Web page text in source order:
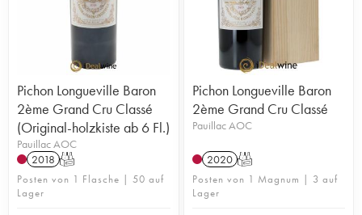
Pichon Longueville Baron
2ème Grand Cru Classé
(Original-holzkiste ab 6 Fl.)
Pauillac AOC
2018 T
Posten von 1 Flasche | 50 auf
Lager
Pichon Longueville Baron
2ème Grand Cru Classé
Pauillac AOC
2020 T
Posten von 1 Magnum | 3 auf
Lager